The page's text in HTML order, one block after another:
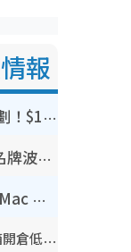
報
港大推賽馬會強化骨骼計劃！$100骨質密度X光檢查 完成免費運動訓練送超市禮券！附參加資格
開倉優惠 | 尖沙咀海港城名牌波鞋開倉低至1折！On鞋$899起／Joy&Peace鞋履$98起
豐澤優惠勁減低至44折！Mac mini/iPhone17Pro大減價！廚房家電$220起
開倉優惠｜尖沙咀名牌行李箱開倉低至4折！一連5日 American Tourister/ace./Hallmark $200起！